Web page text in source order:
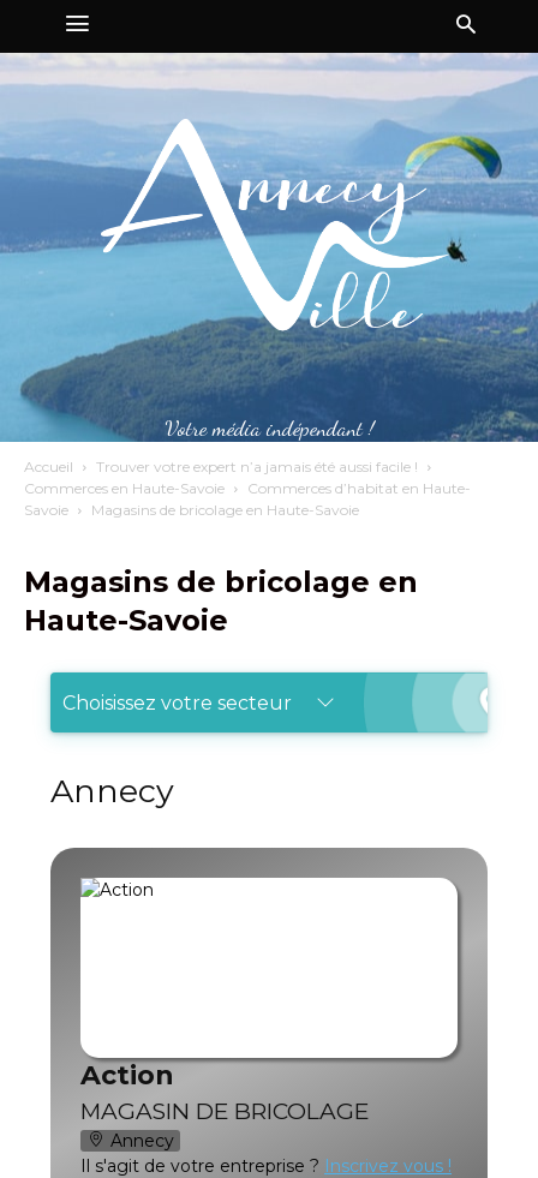
Votre média indépendant !
Accueil
Trouver votre expert n’a jamais été aussi facile !
Commerces en Haute-Savoie
Commerces d’habitat en Haute-
Savoie
Magasins de bricolage en Haute-Savoie
Magasins de bricolage en
Haute-Savoie
Choisissez votre secteur
Annecy
Action
MAGASIN DE BRICOLAGE
Annecy
Il s'agit de votre entreprise ? Inscrivez vous !